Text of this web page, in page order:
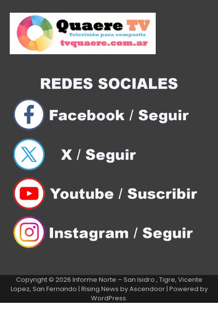
Copyright © 2026 Informe Norte – San Isidro , Tigre, Vicente
Lopez, San Fernando | Rising News byAscendoor| Powered by
WordPress.